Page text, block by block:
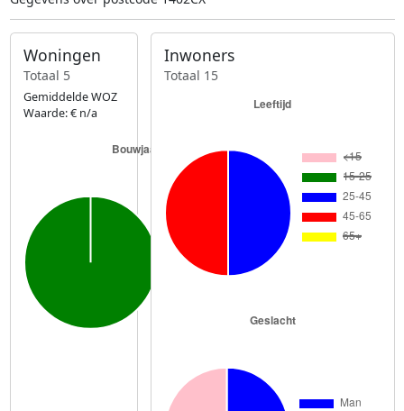
Woningen
Totaal 5
Gemiddelde WOZ
Waarde: € n/a
Inwoners
Totaal 15